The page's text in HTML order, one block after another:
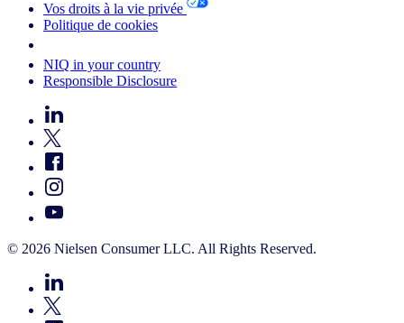
Vos droits à la vie privée
Politique de cookies
NIQ in your country
Responsible Disclosure
© 2026 Nielsen Consumer LLC. All Rights Reserved.